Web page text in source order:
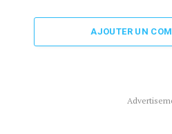
AJOUTER UN